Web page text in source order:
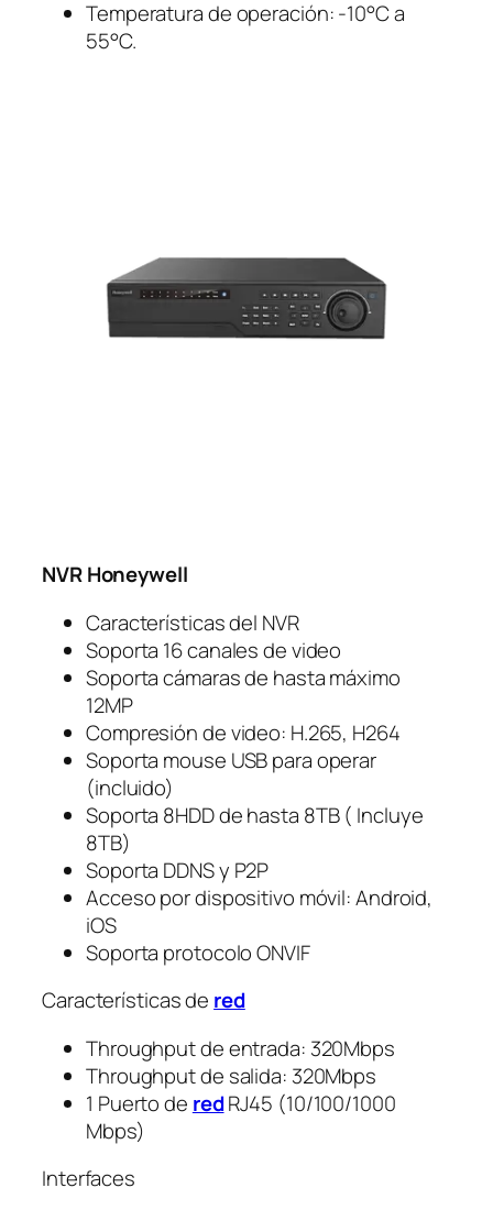
Temperatura de operación: -10°C a
55°C.
NVR Honeywell
Características del NVR
Soporta 16 canales de video
Soporta cámaras de hasta máximo
12MP
Compresión de video: H.265, H264
Soporta mouse USB para operar
(incluido)
Soporta 8HDD de hasta 8TB ( Incluye
8TB)
Soporta DDNS y P2P
Acceso por dispositivo móvil: Android,
iOS
Soporta protocolo ONVIF
Características de red
Throughput de entrada: 320Mbps
Throughput de salida: 320Mbps
1 Puerto de redRJ45 (10/100/1000
Mbps)
Interfaces